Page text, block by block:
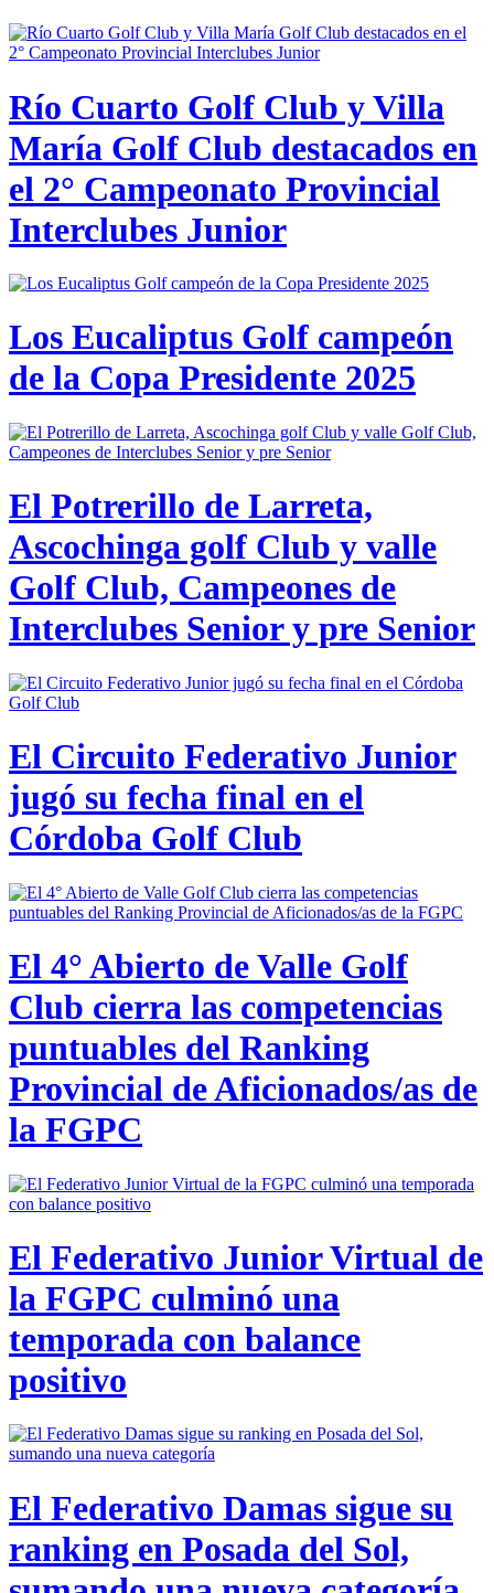
Río Cuarto Golf Club y Villa
María Golf Club destacados en
el 2° Campeonato Provincial
Interclubes Junior
Los Eucaliptus Golf campeón
de la Copa Presidente 2025
El Potrerillo de Larreta,
Ascochinga golf Club y valle
Golf Club, Campeones de
Interclubes Senior y pre Senior
El Circuito Federativo Junior
jugó su fecha final en el
Córdoba Golf Club
El 4° Abierto de Valle Golf
Club cierra las competencias
puntuables del Ranking
Provincial de Aficionados/as de
la FGPC
El Federativo Junior Virtual de
la FGPC culminó una
temporada con balance
positivo
El Federativo Damas sigue su
ranking en Posada del Sol,